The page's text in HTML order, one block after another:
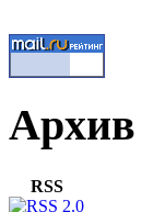
Архив
RSS